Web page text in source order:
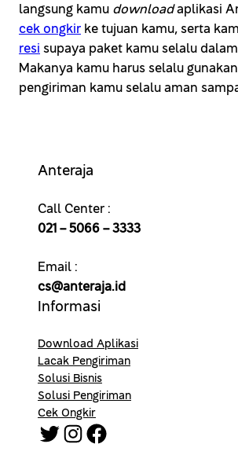
langsung kamu downloadaplikasi
cek ongkir ke tujuan kamu, serta
resi supaya paket kamu selalu
Makanya kamu harus selalu
pengiriman kamu selalu aman
Anteraja
Call Center :
021 – 5066 – 3333
Email :
cs@anteraja.id
Informasi
Download Aplikasi
Lacak Pengiriman
Solusi Bisnis
Solusi Pengiriman
Cek Ongkir
Twitter Instagram Facebook